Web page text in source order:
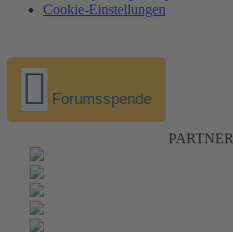
Cookie-Einstellungen
Forumsspende
PARTNER